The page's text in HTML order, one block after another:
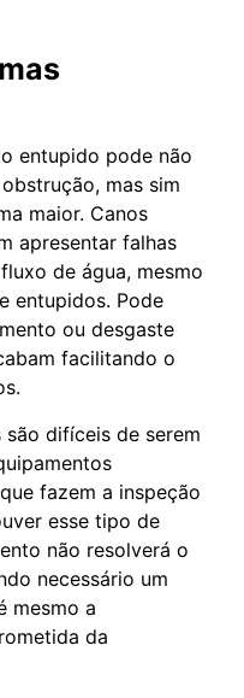
entupido pode não
mas sim
maior. Canos
apresentar falhas
de água, mesmo
entupidos. Pode
ou desgaste
facilitando o
são difíceis de serem
fazem a inspeção
esse tipo de
não resolverá o
necessário um
mesmo a
da